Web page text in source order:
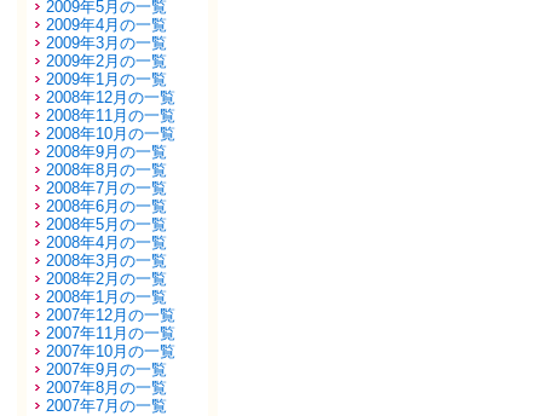
2009年5月の一覧
2009年4月の一覧
2009年3月の一覧
2009年2月の一覧
2009年1月の一覧
2008年12月の一覧
2008年11月の一覧
2008年10月の一覧
2008年9月の一覧
2008年8月の一覧
2008年7月の一覧
2008年6月の一覧
2008年5月の一覧
2008年4月の一覧
2008年3月の一覧
2008年2月の一覧
2008年1月の一覧
2007年12月の一覧
2007年11月の一覧
2007年10月の一覧
2007年9月の一覧
2007年8月の一覧
2007年7月の一覧